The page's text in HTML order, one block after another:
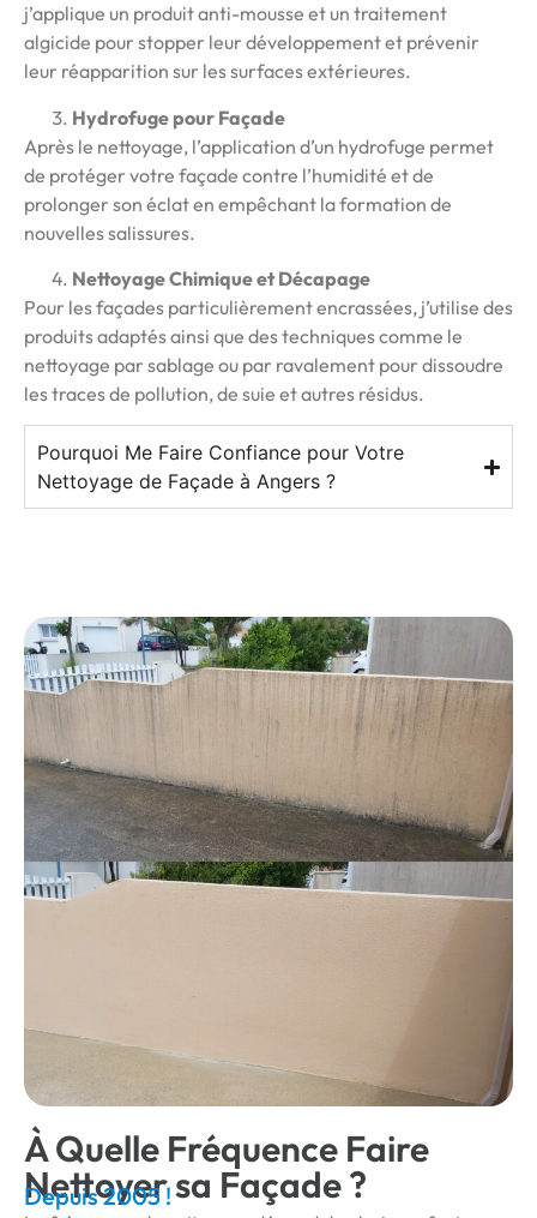
j’applique un produit anti-mousse et un traitement
algicide pour stopper leur développement et prévenir
leur réapparition sur les surfaces extérieures.
Hydrofuge pour Façade
Après le nettoyage, l’application d’un hydrofuge permet
de protéger votre façade contre l’humidité et de
prolonger son éclat en empêchant la formation de
nouvelles salissures.
Nettoyage Chimique et Décapage
Pour les façades particulièrement encrassées, j’utilise des
produits adaptés ainsi que des techniques comme le
nettoyage par sablage ou par ravalement pour dissoudre
les traces de pollution, de suie et autres résidus.
Pourquoi Me Faire Confiance pour Votre
Nettoyage de Façade à Angers ?
À Quelle Fréquence Faire
Nettoyer sa Façade ?
Depuis 2005 !